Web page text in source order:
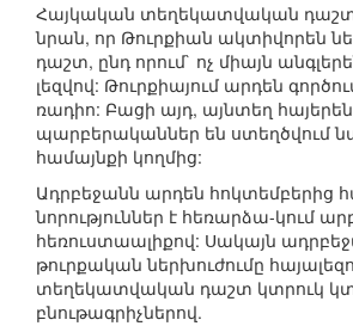
Հայկական տեղեկատվական
նրան, որ Թուրքիան ակտիվորեն
դաշտ, ընդ որում` ոչ միայն
լեզվով: Թուրքիայում արդեն
ռադիո: Բացի այդ, այնտեղ հայերեն
պարբերականներ են ստեղծվում
համայնքի կողմից:
Ադրբեջանն արդեն հոկտեմբերից
նորություններ է հեռարձա-կում
հեռուստաալիքով: Սակայն
թուրքական ներխուժումը
տեղեկատվական դաշտ կտրուկ
բնութագրիչներով.